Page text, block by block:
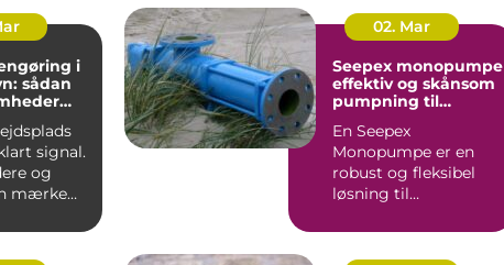
i
sådan
signal.
og
mærke
02. Mar
Seepex monopumpe
effektiv og skånsom
pumpning til
En Seepex
Monopumpe er en
robust og fleksibel
løsning til
arbejder med
tyktflydend...